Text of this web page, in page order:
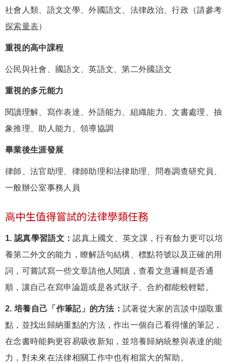
社會人類、語文文學、外國語文、法律政治、行政（請參考
探索量表）
重視的高中課程
公民與社會、國語文、英語文、第二外國語文
重視的多元能力
閱讀理解、寫作表達、外語能力、組織能力、文書處理、抽
象推理、助人能力、領導協調
畢業後生涯發展
律師、法官助理、律師助理和法律助理、問卷調查研究員、
一般辦公室事務人員
高中生值得嘗試的法律學類任務
1. 認真學習語文：認真上國文、英文課，行有餘力更可以培
養第二外文的能力，瞭解語句結構、標點符號以及正確的用
詞，可嘗試寫一些文章請他人閱讀，查看文意邏輯是否通
順，讓自己在寫申論題或是各式狀子、合約都能較輕鬆。
2. 培養自己「作筆記」的方法：試著從大家的言談中擷取重
點，並找出歸納重點的方法，作出一個自己看得懂的筆記，
在念書時能夠更容易吸收新知，並培養歸納統整與表達的能
力，對未來在法律相關工作中也有相當大的幫助。